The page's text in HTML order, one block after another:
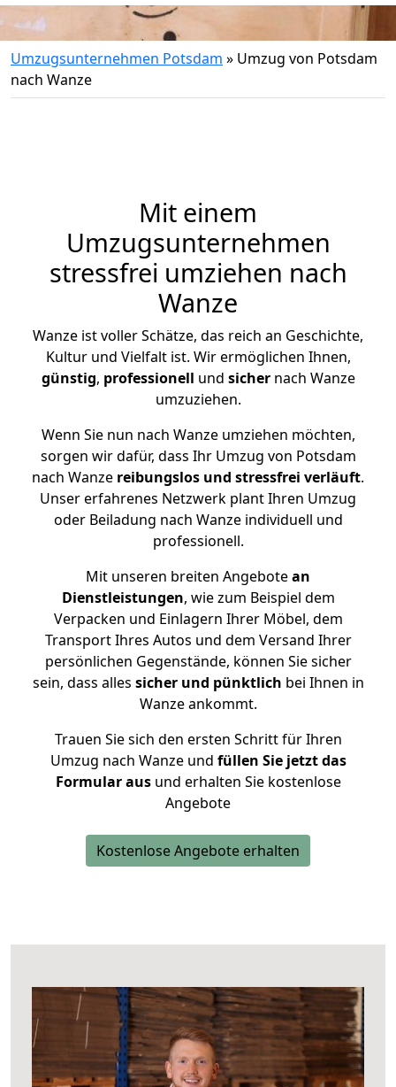
Umzugsunternehmen Potsdam » Umzug von Potsdam
nach Wanze
Mit einem
Umzugsunternehmen
stressfrei umziehen nach
Wanze
Wanze ist voller Schätze, das reich an Geschichte,
Kultur und Vielfalt ist. Wir ermöglichen Ihnen,
günstig, professionell und sichernach Wanze
umzuziehen.
Wenn Sie nun nach Wanze umziehen möchten,
sorgen wir dafür, dass Ihr Umzug von Potsdam
nach Wanze reibungslos und stressfrei verläuft.
Unser erfahrenes Netzwerk plant Ihren Umzug
oder Beiladung nach Wanze individuell und
professionell.
Mit unseren breiten Angebotean
Dienstleistungen, wie zum Beispiel dem
Verpacken und Einlagern Ihrer Möbel, dem
Transport Ihres Autos und dem Versand Ihrer
persönlichen Gegenstände, können Sie sicher
sein, dass alles sicher und pünktlich bei Ihnen in
Wanze ankommt.
Trauen Sie sich den ersten Schritt für Ihren
Umzug nach Wanze und füllen Sie jetzt das
Formular ausund erhalten Sie kostenlose
Angebote
Kostenlose Angebote erhalten